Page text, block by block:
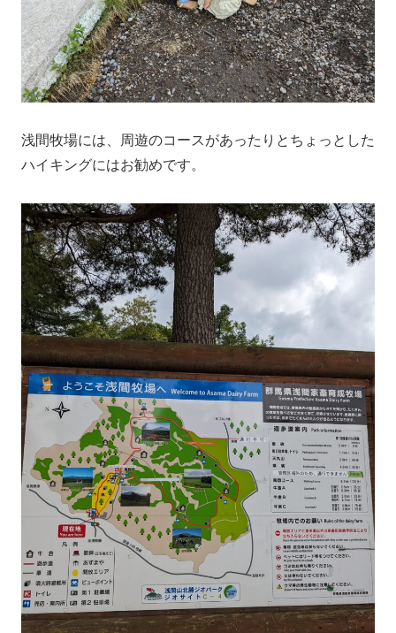
浅間牧場には、周遊のコースがあったりとちょっとした
ハイキングにはお勧めです。